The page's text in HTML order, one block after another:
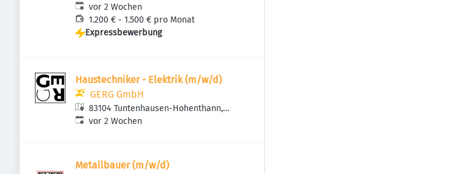
Veröffentlicht:
vor 2 Wochen
1.200 € - 1.500 € pro Monat
Expressbewerbung
Haustechniker - Elektrik (m/w/d)
GERG GmbH
83104 Tuntenhausen-Hohenthann,
Deutschland
Veröffentlicht:
vor 2 Wochen
Metallbauer (m/w/d)